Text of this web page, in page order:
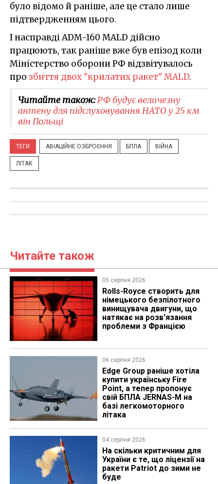
було відомо й раніше, але це стало лише
підтвердженням цього.
І насправді ADM-160 MALD дійсно
працюють, так раніше вже був епізод коли
Міністерство оборони РФ відзвітувалось
про збиття двох "крилатих ракет" MALD.
Читайте також:РФ будує величезну
антену для підслуховування НАТО у 25 км
він Польщі
ТЕГИ АВІАЦІЙНЕ ОЗБРОЄННЯ БПЛА ВІЙНА
ЛІТАК
Читайте також
05 серпня 2026
Rolls-Royce створить для
німецького безпілотного
винищувача двигуни, що
натякає на розв'язання
проблеми з Францією
06 серпня 2026
Edge Group раніше хотіла
купити українську Fire
Point, а тепер пропонує
свій БПЛА JERNAS-M на
базі легкомоторного
літака
04 серпня 2026
На скільки критичним для
України є те, що ліцензії на
ракети Patriot до зими не
буде